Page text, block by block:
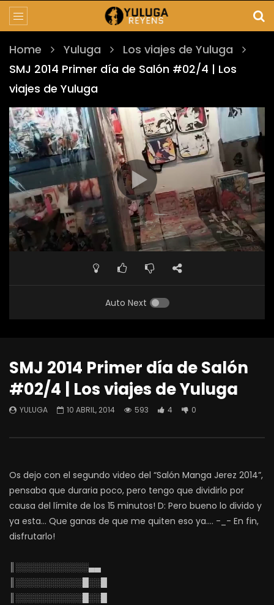
Home Yuluga
Los viajes de Yuluga
SMJ 2014 Primer día de Salón #02/4 | Los
viajes de Yuluga
Auto Next
SMJ 2014 Primer día de Salón
#02/4 | Los viajes de Yuluga
YULUGA 10 ABRIL, 2014 593 4 0
Os dejo con el segundo video del “Salón Manga Jerez 2014”,
pensaba que duraria poco, pero tengo que dividirlo por
causa del límite de los 15 minutos! D: Pero bueno lo divido y
ya esta… Que ganas de que me quiten eso ya…. -_- En fin,
disfrutarlo!
║░░░░░░░░░░░░▄▄
║░░░░░░░░░░░█░░█
║░░░░░░░░░░░█░░█